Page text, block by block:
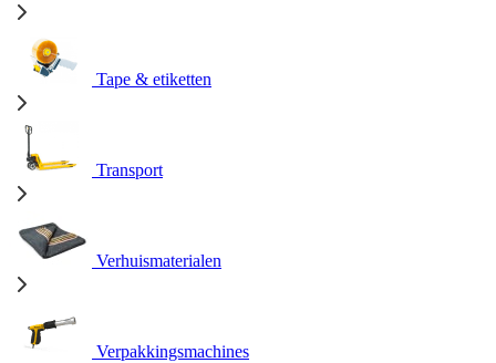
Tape & etiketten
Transport
Verhuismaterialen
Verpakkingsmachines